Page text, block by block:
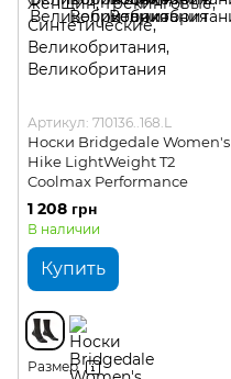
Артикул: 710136..168.L
Носки Bridgedale Women's
Hike LightWeight T2
Coolmax Performance
1 208 грн
В наличии
Купить
Размер